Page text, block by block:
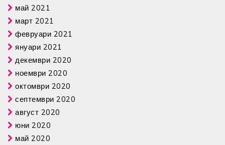
май 2021
март 2021
февруари 2021
януари 2021
декември 2020
ноември 2020
октомври 2020
септември 2020
август 2020
юни 2020
май 2020